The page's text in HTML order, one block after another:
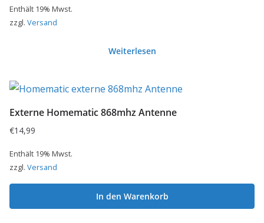
Enthält 19% Mwst.
zzgl. Versand
Weiterlesen
Externe Homematic 868mhz Antenne
€14,99
Enthält 19% Mwst.
zzgl. Versand
In den Warenkorb